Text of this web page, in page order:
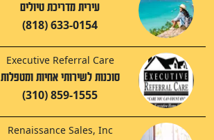
עירית מדריכת טיולים
(818) 633-0154
Executive Referral Care
סוכנות לשירותי אחיות ומטפלות
(310) 859-1555
Renaissance Sales, Inc